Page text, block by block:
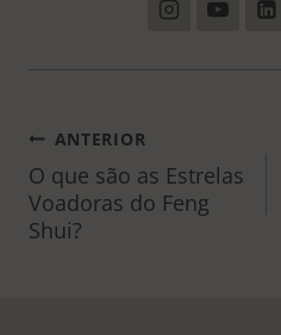
NAVEGAÇÃO
DE
POST
ANTERIOR
O que são as Estrelas
Voadoras do Feng
Shui?